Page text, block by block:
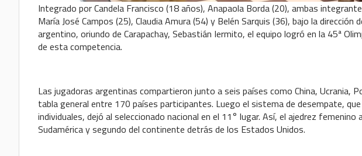
Integrado por Candela Francisco (18 años), Anapaola Borda (20), ambas
María José Campos (25), Claudia Amura (54) y Belén Sarquis (36), bajo la
argentino, oriundo de Carapachay, Sebastián Iermito, el equipo logró en la 45ª
de esta competencia.
Las jugadoras argentinas compartieron junto a seis países como China, Ucrania,
tabla general entre 170 países participantes. Luego el sistema de desempate,
individuales, dejó al seleccionado nacional en el 11° lugar. Así, el ajedrez
Sudamérica y segundo del continente detrás de los Estados Unidos.